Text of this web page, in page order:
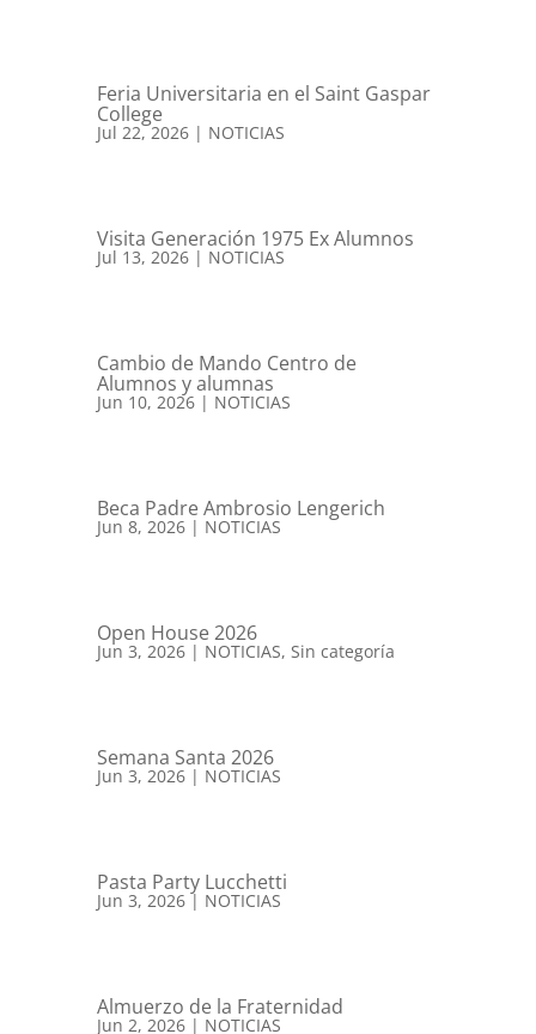
Feria Universitaria en el Saint Gaspar
College
Jul 22, 2026| NOTICIAS
Visita Generación 1975 Ex Alumnos
Jul 13, 2026| NOTICIAS
Cambio de Mando Centro de
Alumnos y alumnas
Jun 10, 2026| NOTICIAS
Beca Padre Ambrosio Lengerich
Jun 8, 2026| NOTICIAS
Open House 2026
Jun 3, 2026| NOTICIAS, Sin categoría
Semana Santa 2026
Jun 3, 2026| NOTICIAS
Pasta Party Lucchetti
Jun 3, 2026| NOTICIAS
Almuerzo de la Fraternidad
Jun 2, 2026| NOTICIAS